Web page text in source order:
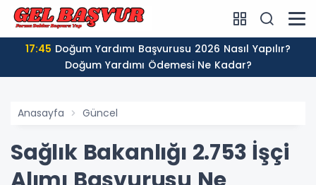
17:45
Doğum Yardımı Ödemesi Ne Kadar?
Anasayfa Güncel
Sağlık Bakanlığı 2.753 İşçi